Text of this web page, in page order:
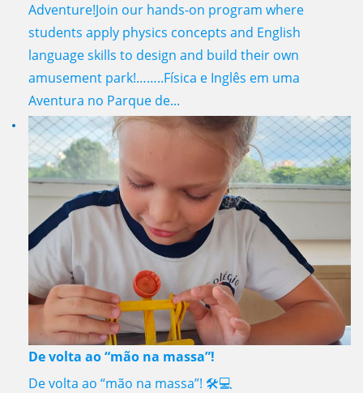
Adventure!Join our hands-on program where
students apply physics concepts and English
language skills to design and build their own
amusement park!……..Física e Inglês em uma
Aventura no Parque de...
De volta ao “mão na massa”!
De volta ao “mão na massa”! 🛠️💻